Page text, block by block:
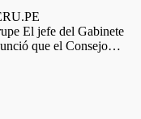
El jefe del Gabinete
que el Consejo…